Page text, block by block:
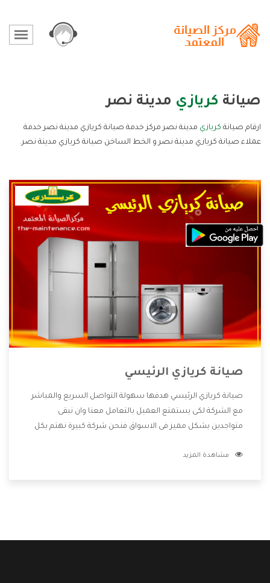
صيانة كريازي مدينة نصر
ارقام صيانة كريازي مدينة نصر مركز خدمة صيانة كريازي مدينة نصر خدمة
عملاء صيانة كريازي مدينة نصر و الخط الساخن صيانة كريازي مدينة نصر.
صيانة كريازي الرئيسي
صيانة كريازي الرئيسي هدفها سهولة التواصل السريع والمباشر
مع الشركة لكى يستمتع العميل بالتعامل معنا وان نبقى
متواجدين بشكل مميز فى الاسواق فنحن شركة كبيرة نهتم بكل
الشركة بها والتى تكون منها خدمة الصيانة التى تكون من أهم
مشاهدة المزيد